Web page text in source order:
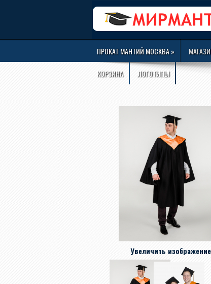
ПРОКАТ МАНТИЙ МОСКВА»
КОРЗИНА ЛОГОТИПЫ
Увеличить изображение